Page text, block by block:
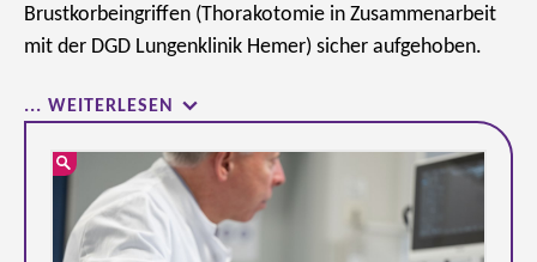
Brustkorbeingriffen (Thorakotomie in Zusammenarbeit
mit der DGD Lungenklinik Hemer) sicher aufgehoben.
... WEITERLESEN